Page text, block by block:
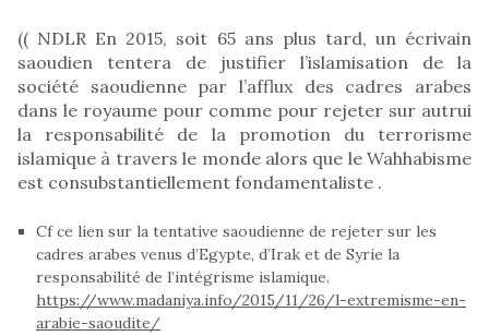
(( NDLR En 2015, soit 65 ans plus tard, un écrivain
saoudien tentera de justifier l’islamisation de la
société saoudienne par l’afflux des cadres arabes
dans le royaume pour comme pour rejeter sur autrui
la responsabilité de la promotion du terrorisme
islamique à travers le monde alors que le Wahhabisme
est consubstantiellement fondamentaliste .
Cf ce lien sur la tentative saoudienne de rejeter sur les
cadres arabes venus d’Egypte, d’Irak et de Syrie la
responsabilité de l’intégrisme islamique.
https://www.madaniya.info/2015/11/26/l-extremisme-en-
arabie-saoudite/